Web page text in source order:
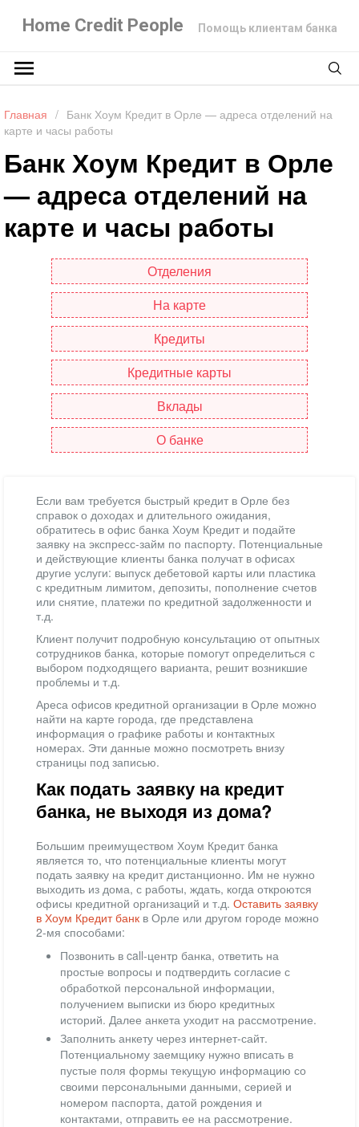
Home Credit People Помощь клиентам банка
Главная / Банк Хоум Кредит в Орле — адреса отделений на
карте и часы работы
Банк Хоум Кредит в Орле
— адреса отделений на
карте и часы работы
Отделения
На карте
Кредиты
Кредитные карты
Вклады
О банке
Если вам требуется быстрый кредит в Орле без
справок о доходах и длительного ожидания,
обратитесь в офис банка Хоум Кредит и подайте
заявку на экспресс-займ по паспорту. Потенциальные
и действующие клиенты банка получат в офисах
другие услуги: выпуск дебетовой карты или пластика
с кредитным лимитом, депозиты, пополнение счетов
или снятие, платежи по кредитной задолженности и
т.д.
Клиент получит подробную консультацию от опытных
сотрудников банка, которые помогут определиться с
выбором подходящего варианта, решит возникшие
проблемы и т.д.
Ареса офисов кредитной организации в Орле можно
найти на карте города, где представлена
информация о графике работы и контактных
номерах. Эти данные можно посмотреть внизу
страницы под записью.
Как подать заявку на кредит
банка, не выходя из дома?
Большим преимуществом Хоум Кредит банка
является то, что потенциальные клиенты могут
подать заявку на кредит дистанционно. Им не нужно
выходить из дома, с работы, ждать, когда откроются
офисы кредитной организаций и т.д. Оставить заявку
в Хоум Кредит банк в Орле или другом городе можно
2-мя способами:
Позвонить в call-центр банка, ответить на
простые вопросы и подтвердить согласие с
обработкой персональной информации,
получением выписки из бюро кредитных
историй. Далее анкета уходит на рассмотрение.
Заполнить анкету через интернет-сайт.
Потенциальному заемщику нужно вписать в
пустые поля формы текущую информацию со
своими персональными данными, серией и
номером паспорта, датой рождения и
контактами, отправить ее на рассмотрение.